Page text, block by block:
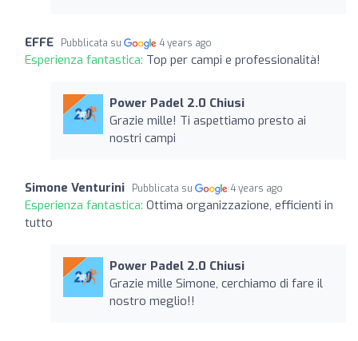
EFFE Pubblicata su 4 years ago
Esperienza fantastica: Top per campi e professionalità!
Power Padel 2.0 Chiusi
Grazie mille! Ti aspettiamo presto ai
nostri campi
Simone Venturini Pubblicata su 4 years ago
Esperienza fantastica: Ottima organizzazione, efficienti in
tutto
Power Padel 2.0 Chiusi
Grazie mille Simone, cerchiamo di fare il
nostro meglio!!